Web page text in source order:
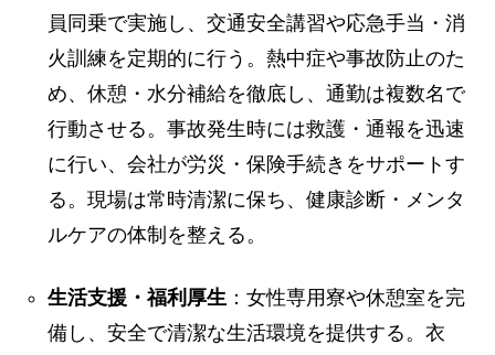
員同乗で実施し、交通安全講習や応急手当・消
火訓練を定期的に行う。熱中症や事故防止のた
め、休憩・水分補給を徹底し、通勤は複数名で
行動させる。事故発生時には救護・通報を迅速
に行い、会社が労災・保険手続きをサポートす
る。現場は常時清潔に保ち、健康診断・メンタ
ルケアの体制を整える。
生活支援・福利厚生 ：女性専用寮や休憩室を完
備し、安全で清潔な生活環境を提供する。衣